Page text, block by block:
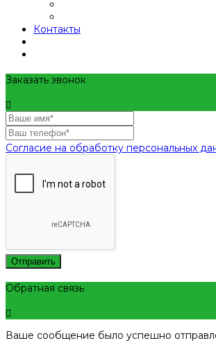
Контакты
Заказать звонок
Согласие на обработку персональных
Отправить
Обратная связь
Ваше сообщение было успешно